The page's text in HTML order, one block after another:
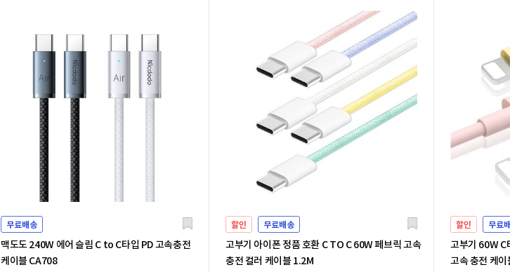
무료배송
맥도도 240W 에어 슬림 C to C타입 PD 고속충전
케이블 CA708
할인 무료배송
고부기 아이폰 정품 호환 C TO C 60W 페브릭 고속
충전 컬러 케이블 1.2M
할인 무료
고부기 60W C
고속 충전 케